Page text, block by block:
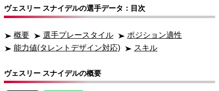
ヴェスリー スナイデルの選手データ：目次
概要 選手プレースタイル
ポジション適性
能力値(タレントデザイン対応)
スキル
ヴェスリー スナイデルの概要